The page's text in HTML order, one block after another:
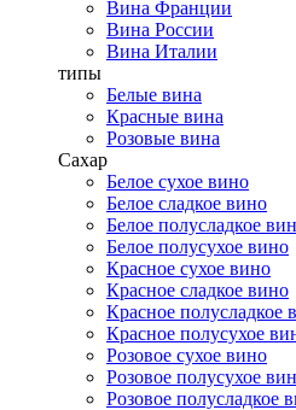
Вина Франции
Вина России
Вина Италии
типы
Белые вина
Красные вина
Розовые вина
Сахар
Белое сухое вино
Белое сладкое вино
Белое полусладкое
Белое полусухое вино
Красное сухое вино
Красное сладкое вино
Красное полусладкое
Красное полусухое
Розовое сухое вино
Розовое полусухое
Розовое полусладкое